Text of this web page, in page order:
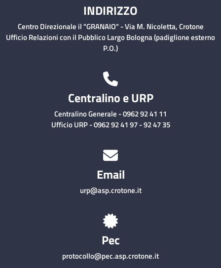
INDIRIZZO
Centro Direzionale il "GRANAIO" - Via M. Nicoletta, Crotone
Ufficio Relazioni con il Pubblico Largo Bologna (padiglione esterno
P.O.)
Centralino e URP
Centralino Generale - 0962 92 41 11
Ufficio URP - 0962 92 41 97 - 92 47 35
Email
urp@asp.crotone.it
Pec
protocollo@pec.asp.crotone.it